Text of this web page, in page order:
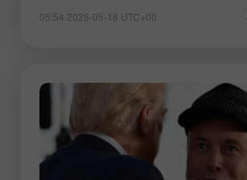
05:54 2025-05-16 UTC+00